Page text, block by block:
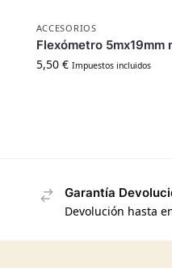
ACCESORIOS
Flexómetro 5mx19mm
5,50 € Impuestos incluidos
Garantía
Devolución hasta